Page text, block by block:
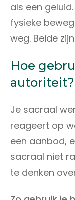
als een
fysieke
weg. Beide
Hoe
autoriteit?
Je sacraal
reageert op
een aanbod,
sacraal niet
te denken